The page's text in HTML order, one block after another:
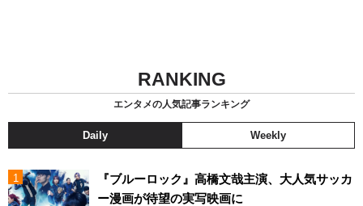
RANKING
エンタメの人気記事ランキング
Daily Weekly
『ブルーロック』高橋文哉主演、大人気サッカ
ー漫画が待望の実写映画に